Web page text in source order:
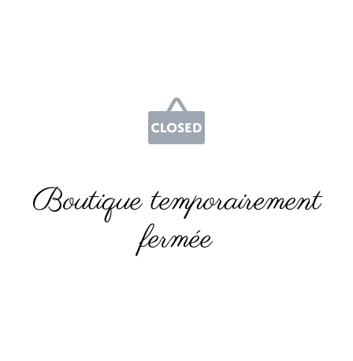
Boutique temporairement
fermée